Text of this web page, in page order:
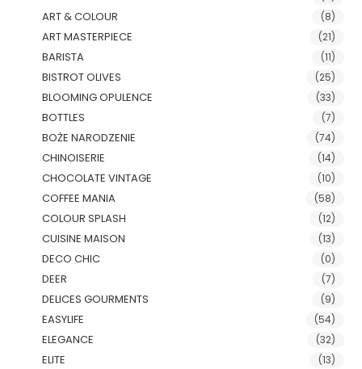
ART & COLOUR (8)
ART MASTERPIECE (21)
BARISTA (11)
BISTROT OLIVES (25)
BLOOMING OPULENCE (33)
BOTTLES (7)
BOŻE NARODZENIE (74)
CHINOISERIE (14)
CHOCOLATE VINTAGE (10)
COFFEE MANIA (58)
COLOUR SPLASH (12)
CUISINE MAISON (13)
DECO CHIC (0)
DEER (7)
DELICES GOURMENTS (9)
EASYLIFE (54)
ELEGANCE (32)
ELITE (13)